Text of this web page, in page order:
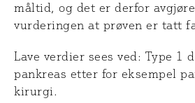
måltid, og det er derfor
vurderingen at prøven er tatt
Lave verdier sees ved: Type 1
pankreas etter for eksempel
kirurgi.